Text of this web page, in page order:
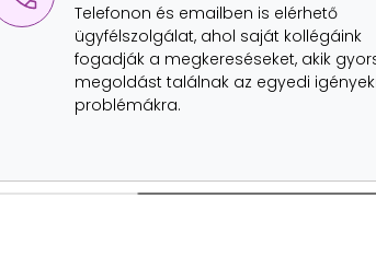
Telefonon és emailben is elérhető
ügyfélszolgálat, ahol saját kollégáink
fogadják a megkereséseket, akik
megoldást találnak az egyedi
problémákra.